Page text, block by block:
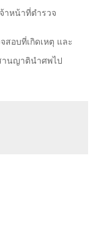
าหน้าที่ตำรวจ
สอบที่เกิดเหตุ และ
านญาตินำศพไป